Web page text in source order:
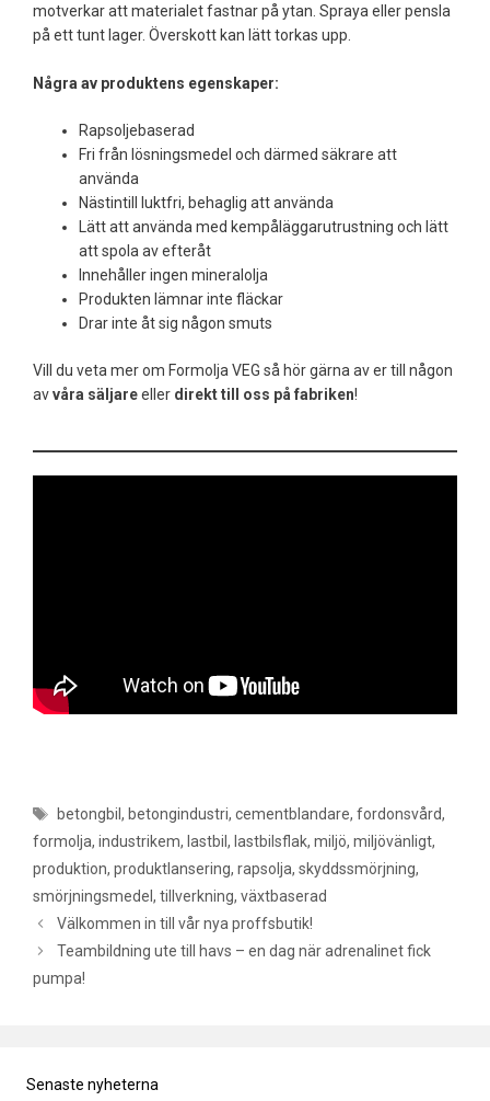
motverkar att materialet fastnar på ytan. Spraya eller pensla
på ett tunt lager. Överskott kan lätt torkas upp.
Några av produktens egenskaper:
Rapsoljebaserad
Fri från lösningsmedel och därmed säkrare att
använda
Nästintill luktfri, behaglig att använda
Lätt att använda med kempåläggarutrustning och lätt
att spola av efteråt
Innehåller ingen mineralolja
Produkten lämnar inte fläckar
Drar inte åt sig någon smuts
Vill du veta mer om Formolja VEG så hör gärna av er till någon
avvåra säljareeller direkt till oss på fabriken!
Etiketter
betongbil, betongindustri,cementblandare,fordonsvård,
formolja, industrikem, lastbil , lastbilsflak, miljö, miljövänligt,
produktion, produktlansering, rapsolja, skyddssmörjning,
smörjningsmedel , tillverkning, växtbaserad
Inläggsnavigering
Välkommen in till vår nya proffsbutik!
Teambildning ute till havs – en dag när adrenalinet fick
pumpa!
Senaste nyheterna